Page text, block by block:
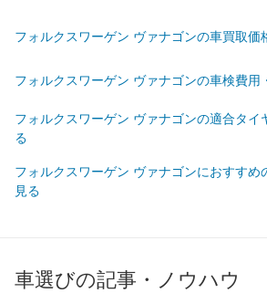
燃費
WLTC/郊外 - -
WLTC/高速道路
JC08 - -
1015
フォルクスワーゲン ヴァナゴンの車買取価
フォルクスワーゲン ヴァナゴンの車検費用
フォルクスワーゲン ヴァナゴンの適合タイ
る
フォルクスワーゲン ヴァナゴンにおすすめ
見る
車選びの記事・ノウハウ